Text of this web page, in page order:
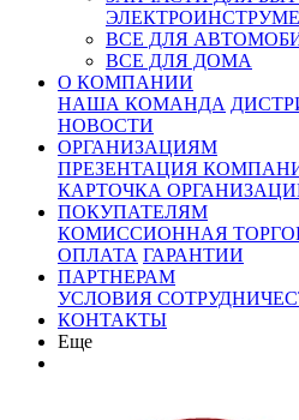
ВСЕ ДЛЯ
ВСЕ ДЛЯ ДОМА
О КОМПАНИИ
НАША КОМАНДА
НОВОСТИ
ОРГАНИЗАЦИЯМ
ПРЕЗЕНТАЦИЯ
КАРТОЧКА
ПОКУПАТЕЛЯМ
КОМИССИОННАЯ
ОПЛАТА ГАРАНТИИ
ПАРТНЕРАМ
УСЛОВИЯ
КОНТАКТЫ
Еще